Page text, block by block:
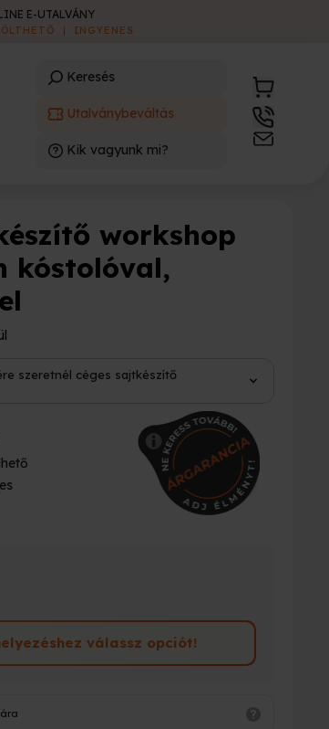
E-UTALVÁNY
| INGYENES
Keresés
Utalványbeváltás
Kik vagyunk mi?
workshop
kóstolóval,
szeretnél céges sajtkészítő
válassz opciót!